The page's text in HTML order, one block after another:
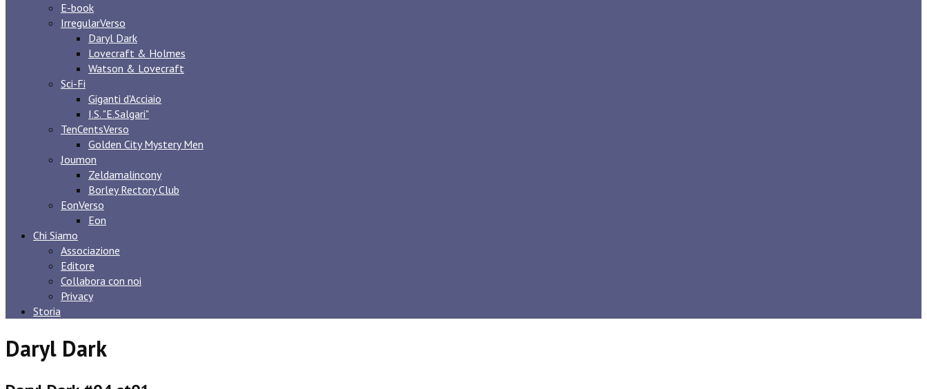
E-book
IrregularVerso
Daryl Dark
Lovecraft & Holmes
Watson & Lovecraft
Sci-Fi
Giganti d'Acciaio
I.S. "E.Salgari"
TenCentsVerso
Golden City Mystery Men
Joumon
Zeldamalincony
Borley Rectory Club
EonVerso
Eon
Chi Siamo
Associazione
Editore
Collabora con noi
Privacy
Storia
Daryl Dark